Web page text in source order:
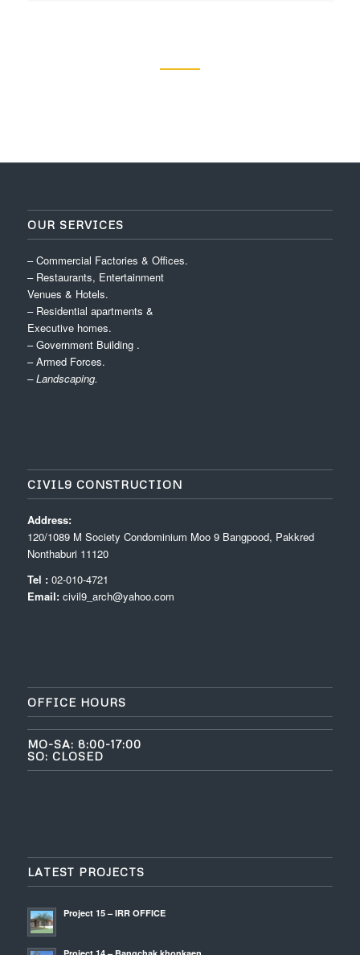
OUR SERVICES
– Commercial Factories & Offices.
– Restaurants, Entertainment
Venues & Hotels.
– Residential apartments &
Executive homes.
– Government Building .
– Armed Forces.
– Landscaping.
CIVIL9 CONSTRUCTION
Address:
120/1089 M Society Condominium Moo 9 Bangpood, Pakkred
Nonthaburi 11120
Tel :02-010-4721
Email: civil9_arch@yahoo.com
OFFICE HOURS
MO-SA: 8:00-17:00
SO: CLOSED
LATEST PROJECTS
Project 15 – IRR OFFICE